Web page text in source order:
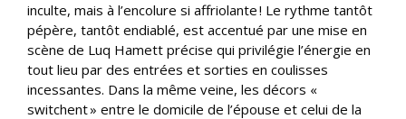
inculte, mais à l’encolure si affriolante ! Le rythme tantôt
pépère, tantôt endiablé, est accentué par une mise en
scène de Luq Hamett précise qui privilégie l’énergie en
tout lieu par des entrées et sorties en coulisses
incessantes. Dans la même veine, les décors «
switchent » entre le domicile de l’épouse et celui de la